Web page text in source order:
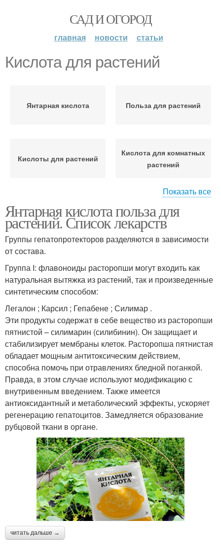
САД И ОГОРОД
главная новости статьи
Кислота для растений
Янтарная кислота Польза для растений
Кислоты для растений
Кислота для комнатных
растений
Растения в таблетках Борная кислота
Кислоты на огороде Кислота для овощных и
Кислота для капусты Кислота для огурцов
Кислоты для огурцов
Кислота для
опрыскивания
Кислоты для кожи
Кислота против
паразитов
Кислота в медицине
Кислота от муравьев
Показать все
Янтарная кислота польза для
растений. Список лекарств
Группы гепатопротекторов разделяются в зависимости
от состава.
Группа I: флавоноиды расторопши могут входить как
натуральная вытяжка из растений, так и произведенные
синтетическим способом:
Легалон ; Карсил ; Гепабене ; Силимар .
Эти продукты содержат в себе вещество из расторопши
пятнистой – силимарин (силибинин). Он защищает и
стабилизирует мембраны клеток. Расторопша пятнистая
обладает мощным антитоксическим действием,
способна помочь при отравлениях бледной поганкой.
Правда, в этом случае используют модификацию с
внутривенным введением. Также имеется
антиоксидантный и метаболический эффекты, ускоряет
регенерацию гепатоцитов. Замедляется образование
рубцовой ткани в органе.
читать дальше →